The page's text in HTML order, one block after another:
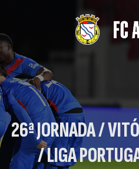
26ª JORNADA /
/ LIGA